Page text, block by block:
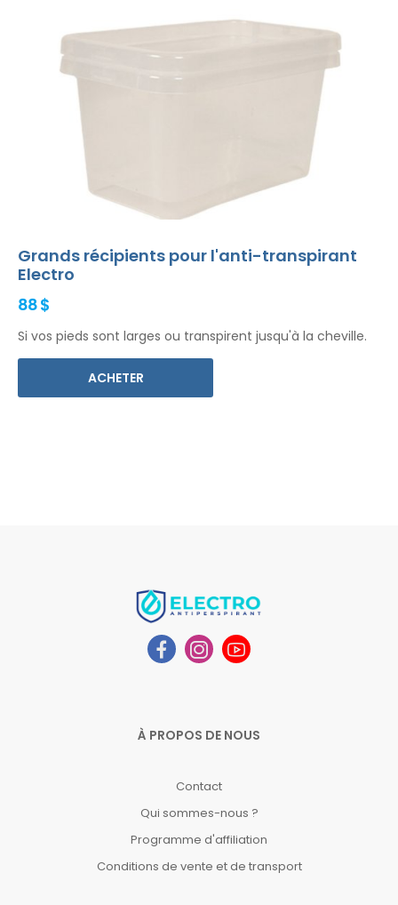
Grands récipients pour l'anti-transpirant
Electro
88 $
Si vos pieds sont larges ou transpirent jusqu'à la cheville.
ACHETER
À PROPOS DE NOUS
Contact
Qui sommes-nous ?
Programme d'affiliation
Conditions de vente et de transport